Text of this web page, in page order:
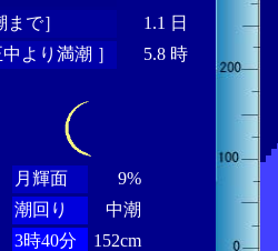
で］
1.1 日
より満潮 ］
5.8 時
月輝面
9%
潮回り
中潮
3時40分
152cm